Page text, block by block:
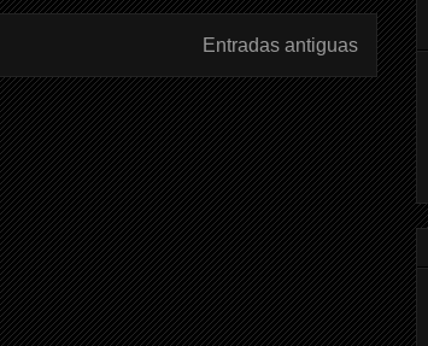
Entradas antiguas